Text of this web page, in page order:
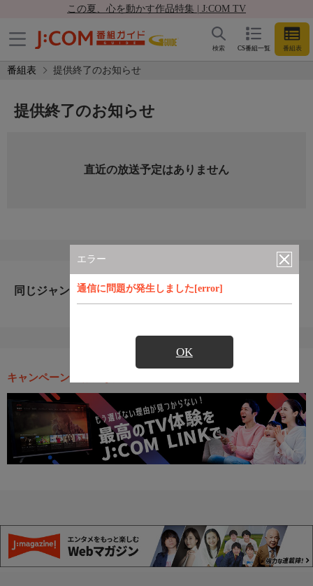
この夏、心を動かす作品特集 | J:COM TV
CS番組一覧 番組表
検索
番組表 提供終了のお知らせ
エラー
通信に問題が発生しました[error]
OK
提供終了のお知らせ
直近の放送予定はありません
同じジャンルのおすすめ番組
キャンペーン・お得な情報